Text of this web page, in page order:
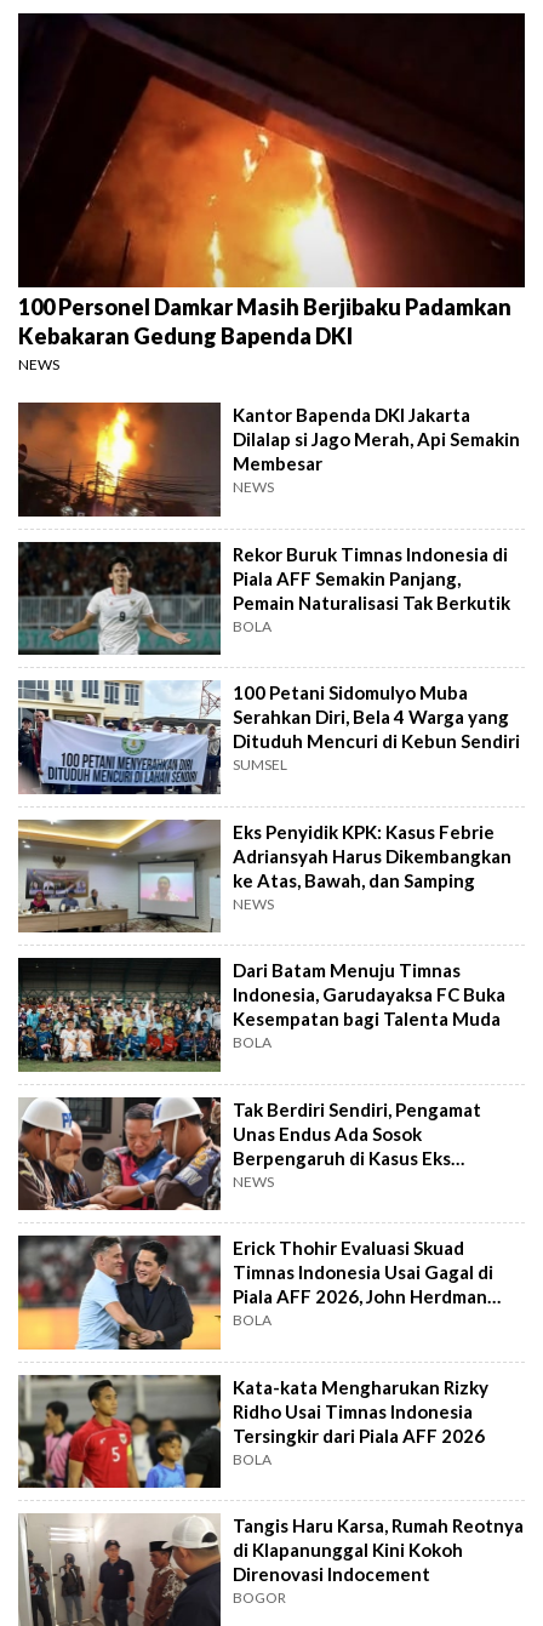
100 Personel Damkar Masih Berjibaku Padamkan
Kebakaran Gedung Bapenda DKI
NEWS
Kantor Bapenda DKI Jakarta
Dilalap si Jago Merah, Api Semakin
Membesar
NEWS
Rekor Buruk Timnas Indonesia di
Piala AFF Semakin Panjang,
Pemain Naturalisasi Tak Berkutik
BOLA
100 Petani Sidomulyo Muba
Serahkan Diri, Bela 4 Warga yang
Dituduh Mencuri di Kebun Sendiri
SUMSEL
Eks Penyidik KPK: Kasus Febrie
Adriansyah Harus Dikembangkan
ke Atas, Bawah, dan Samping
NEWS
Dari Batam Menuju Timnas
Indonesia, Garudayaksa FC Buka
Kesempatan bagi Talenta Muda
BOLA
Tak Berdiri Sendiri, Pengamat
Unas Endus Ada Sosok
Berpengaruh di Kasus Eks
Jampidsus
NEWS
Erick Thohir Evaluasi Skuad
Timnas Indonesia Usai Gagal di
Piala AFF 2026, John Herdman
Out?
BOLA
Kata-kata Mengharukan Rizky
Ridho Usai Timnas Indonesia
Tersingkir dari Piala AFF 2026
BOLA
Tangis Haru Karsa, Rumah Reotnya
di Klapanunggal Kini Kokoh
Direnovasi Indocement
BOGOR